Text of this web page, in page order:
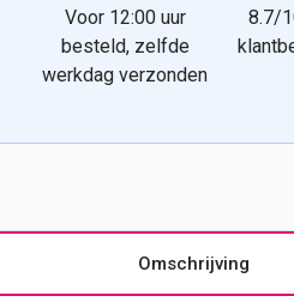
Voor 12:00 uur
besteld, zelfde
werkdag verzonden
8.7/
Omschrijving